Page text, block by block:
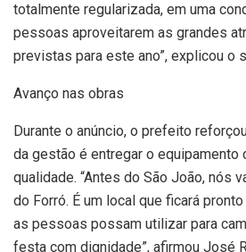
totalmente regularizada, em uma
pessoas aproveitarem as grandes
previstas para este ano”, explicou o
Avanço nas obras
Durante o anúncio, o prefeito
da gestão é entregar o equipamento
qualidade. “Antes do São João, nós
do Forró. É um local que ficará
as pessoas possam utilizar para
festa com dignidade”, afirmou José